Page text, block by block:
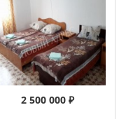
2 500 000 ₽